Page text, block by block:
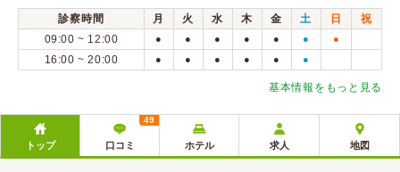
Calooペットとは？
診察時間 月 火 水 木 金 土 日
祝
09:00 ~ 12:00
● ● ● ● ● ● ●
16:00 ~ 20:00 ● ● ● ● ● ●
基本情報をもっと見る
トップ 口コミ
49
ホテル 求人 地図